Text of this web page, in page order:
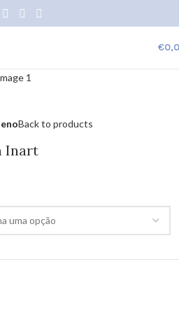
€
Back to products
Inart